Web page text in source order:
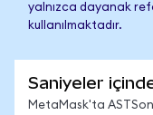
yalnızca dayanak
kullanılmaktadır.
Saniyeler
MetaMask'ta ASTSon